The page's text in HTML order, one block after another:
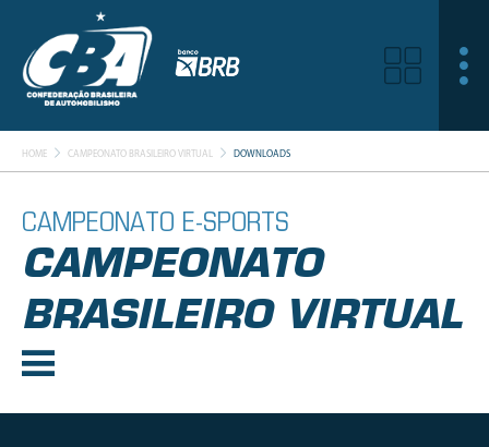
HOME CAMPEONATO BRASILEIRO VIRTUAL DOWNLOADS
CAMPEONATO E-SPORTS
CAMPEONATO
BRASILEIRO VIRTUAL